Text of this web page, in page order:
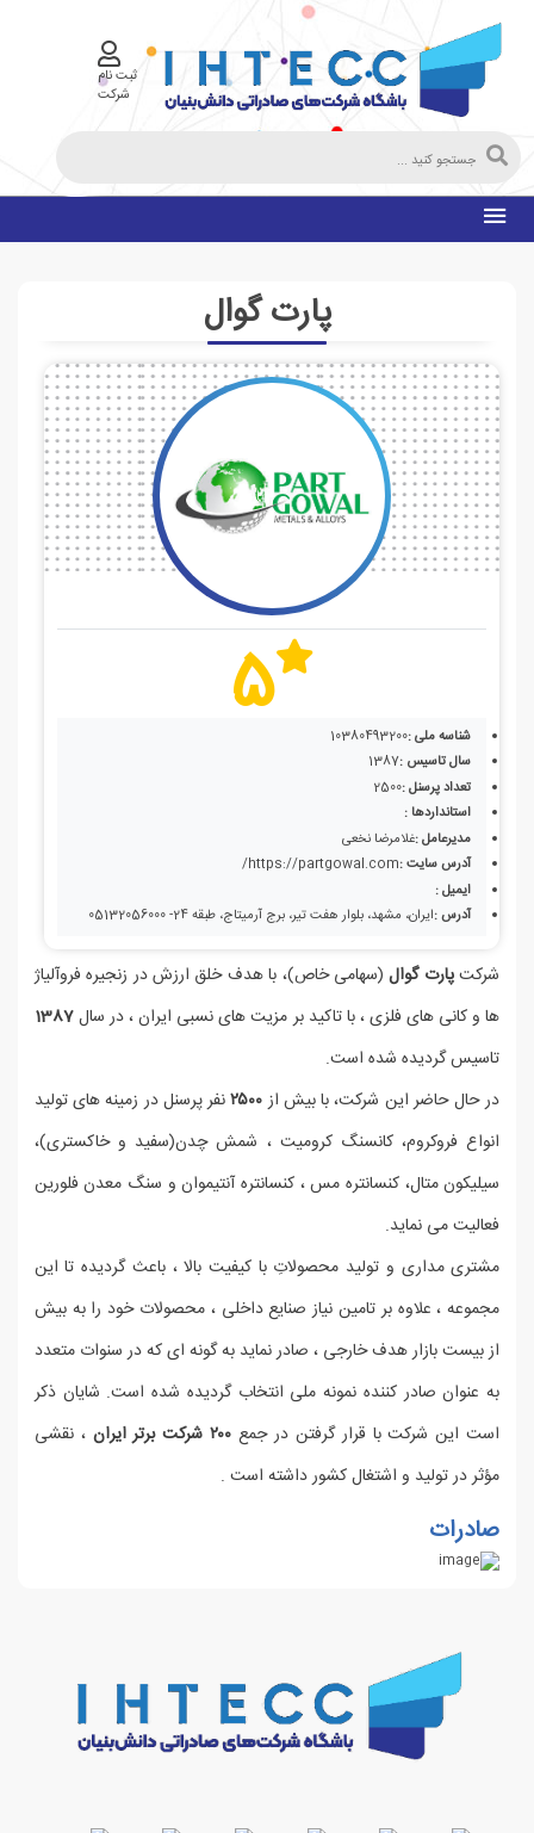
ثبت نام
شرکت
پارت گوال
5 شناسه ملی :10380493200
سال تاسیس :1387
تعداد پرسنل :2500
استانداردها :
مدیرعامل :غلامرضا نخعی
آدرس سایت :https://partgowal.com/
ایمیل :
آدرس :ایران، مشهد، بلوار هفت تیر، برج آرمیتاج، طبقه 24- 05132056000
شرکتپارت گوال(سهامی خاص)، با هدف خلق ارزش در زنجیره فروآلیاژ
ها و کانی های فلزی ، با تاکید بر مزیت های نسبی ایران ، در سال1387
تاسیس گردیده شده است.
در حال حاضر این شرکت، با بیش از۲۵۰۰نفر پرسنل در زمینه های تولید
انواع فروکروم، کانسنگ کرومیت ، شمش چدن(سفید و خاکستری)،
سیلیکون متال، کنسانتره مس ، کنسانتره آنتیموان و سنگ‌ معدن فلورین
فعالیت می نماید.
مشتری مداری و تولید محصولاتِ با کیفیت بالا ، باعث گردیده تا این
مجموعه ، علاوه بر تامین نیاز صنایع داخلی ، محصولات خود را به بیش
از بیست بازار هدف خارجی ، صادر نماید به گونه ای که در سنوات متعدد
به عنوان صادر کننده نمونه ملی انتخاب گردیده شده است. شایان ذکر
است این شرکت با قرار گرفتن در جمع ۲۰۰ شرکت برتر ایران
، نقشی
مؤثر در تولید و اشتغال کشور داشته است .
صادرات